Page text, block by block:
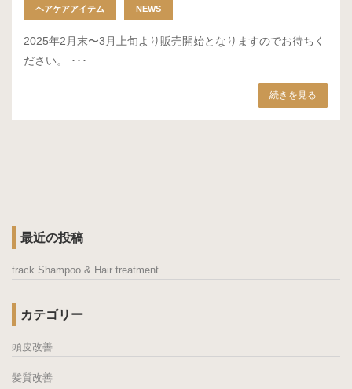
ヘアケアアイテム NEWS
2025年2月末〜3月上旬より販売開始となりますのでお待ちく
ださい。 ･･･
続きを見る
最近の投稿
track Shampoo & Hair treatment
カテゴリー
頭皮改善
髪質改善